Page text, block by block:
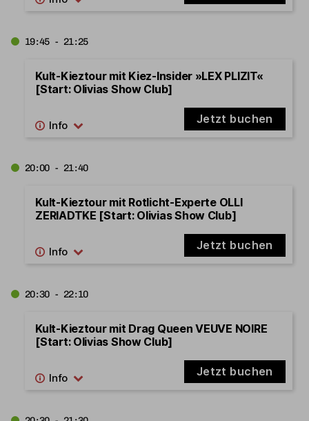
19:45 - 21:25
Kult-Kieztour mit Kiez-Insider »LEX PLIZIT«
[Start: Olivias Show Club]
Jetzt buchen
20:00 - 21:40
Kult-Kieztour mit Rotlicht-Experte OLLI
ZERIADTKE [Start: Olivias Show Club]
Jetzt buchen
20:30 - 22:10
Kult-Kieztour mit Drag Queen VEUVE NOIRE
[Start: Olivias Show Club]
Jetzt buchen